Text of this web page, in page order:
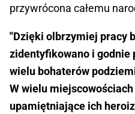
przywrócona całemu
"Dzięki olbrzymiej pracy
zidentyfikowano i godnie
wielu bohaterów
W wielu
upamiętniające ich